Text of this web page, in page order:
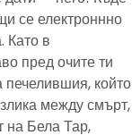
се електроннно
Като в
пред очите ти
който
между смърт,
на Бела Тар,